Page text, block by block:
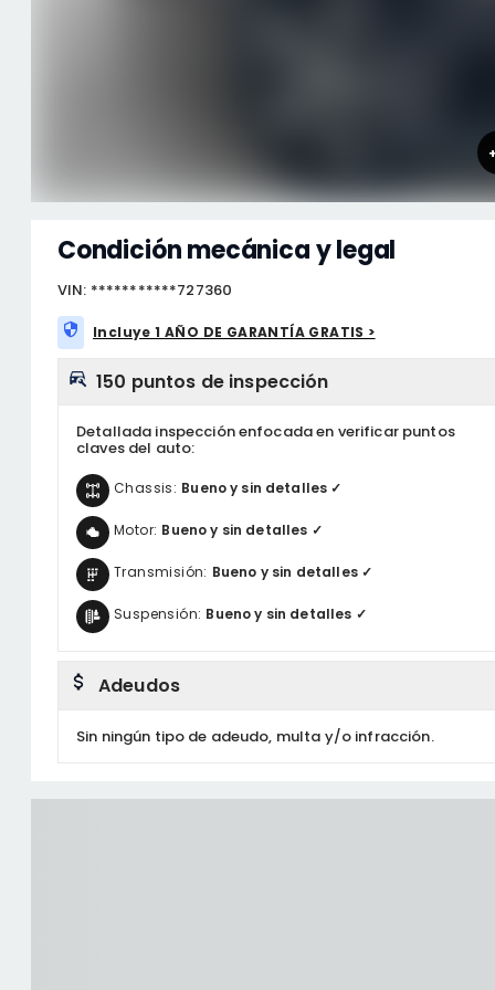
Condición mecánica y legal
VIN: ***********727360
Incluye 1 AÑO DE GARANTÍA GRATIS >
150 puntos de inspección
Detallada inspección enfocada en verificar puntos
claves del auto:
Chassis: Bueno y sin detalles ✓
Motor: Bueno y sin detalles ✓
Transmisión: Bueno y sin detalles ✓
Suspensión: Bueno y sin detalles ✓
Adeudos
Sin ningún tipo de adeudo, multa y/o infracción.